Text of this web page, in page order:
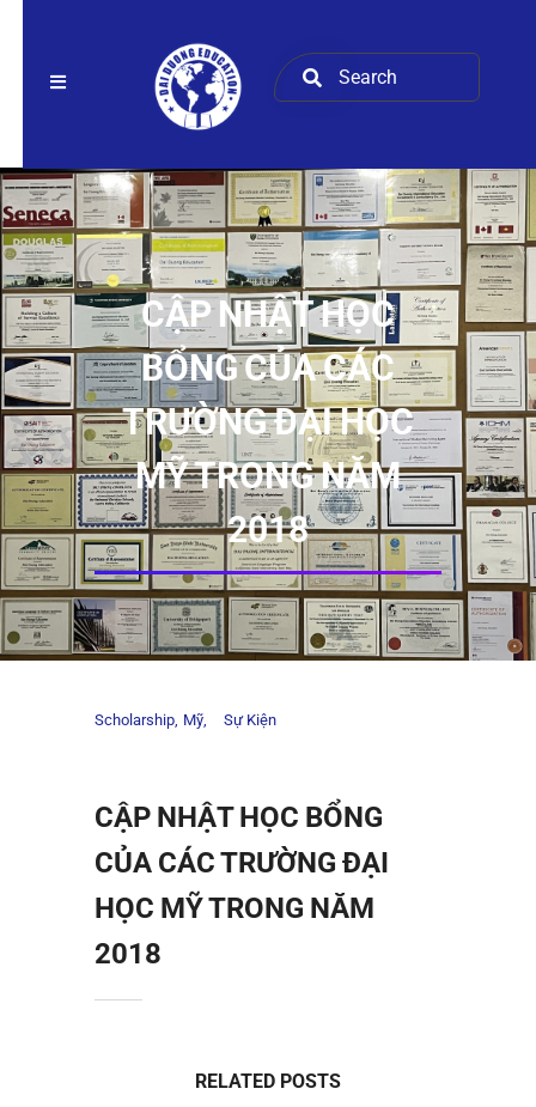
CẬP NHẬT HỌC
BỔNG CỦA CÁC
TRƯỜNG ĐẠI HỌC
MỸ TRONG NĂM
2018
Scholarship Mỹ Sự Kiện
CẬP NHẬT HỌC BỔNG
CỦA CÁC TRƯỜNG ĐẠI
HỌC MỸ TRONG NĂM
2018
RELATED POSTS